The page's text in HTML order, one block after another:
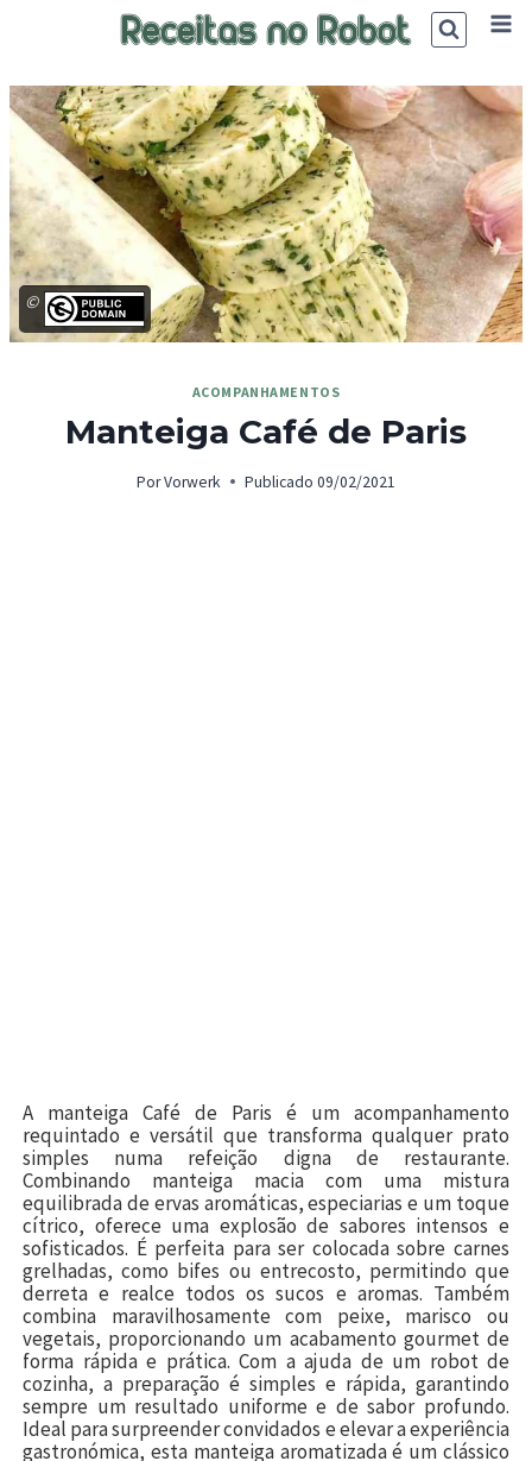
©
ACOMPANHAMENTOS
Manteiga Café de Paris
PorVorwerk Publicado 09/02/2021
A manteiga Café de Paris é um acompanhamento
requintado e versátil que transforma qualquer prato
simples numa refeição digna de restaurante.
Combinando manteiga macia com uma mistura
equilibrada de ervas aromáticas, especiarias e um toque
cítrico, oferece uma explosão de sabores intensos e
sofisticados. É perfeita para ser colocada sobre carnes
grelhadas, como bifes ou entrecosto, permitindo que
derreta e realce todos os sucos e aromas. Também
combina maravilhosamente com peixe, marisco ou
vegetais, proporcionando um acabamento gourmet de
forma rápida e prática. Com a ajuda de um robot de
cozinha, a preparação é simples e rápida, garantindo
sempre um resultado uniforme e de sabor profundo.
Ideal para surpreender convidados e elevar a experiência
gastronómica, esta manteiga aromatizada é um clássico